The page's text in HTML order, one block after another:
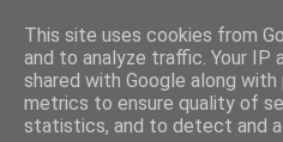
This site uses cookies from
and to analyze traffic. Your IP
shared with Google along
metrics to ensure quality of
statistics, and to detect and